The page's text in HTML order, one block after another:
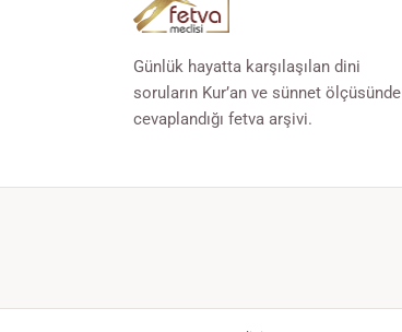
Günlük hayatta karşılaşılan dini
soruların Kur’an ve sünnet ölçüsünde
cevaplandığı fetva arşivi.